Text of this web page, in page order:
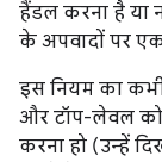
हैंडल करना है या
के अपवादों पर एक
इस नियम का
और टॉप-लेवल
करना हो (उन्हें